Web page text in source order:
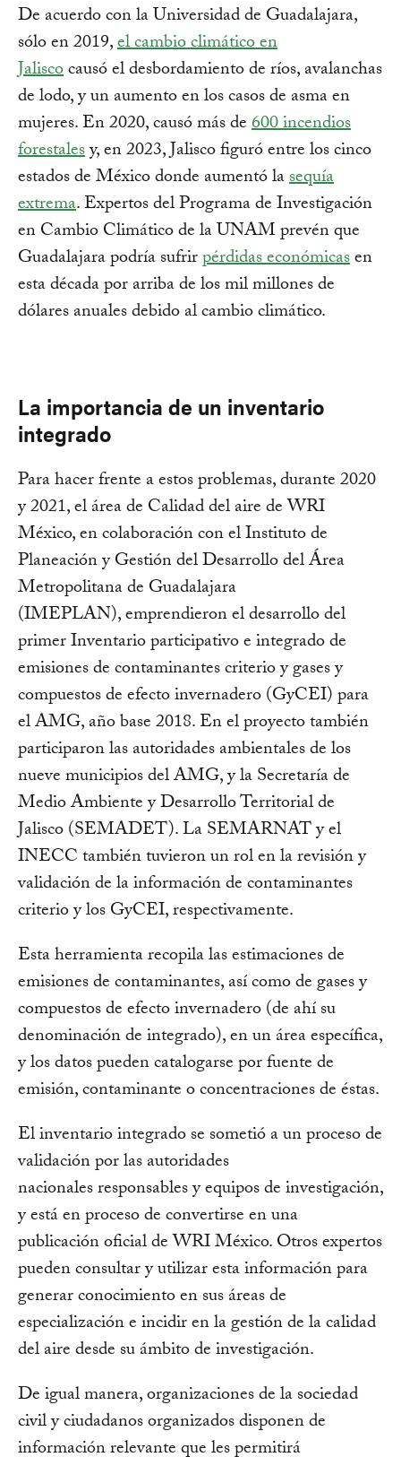
De acuerdo con la Universidad de Guadalajara,
sólo en 2019,el cambio climático en
Jaliscocausó el desbordamiento de ríos, avalanchas
de lodo, y un aumento en los casos de asma en
mujeres. En 2020, causó más de600 incendios
forestalesy, en 2023, Jalisco figuró entre los cinco
estados de México donde aumentó lasequía
extrema. Expertos del Programa de Investigación
en Cambio Climático de la UNAM prevén que
Guadalajara podría sufrirpérdidas económicasen
esta década por arriba de los mil millones de
dólares anuales debido al cambio climático.
La importancia de un inventario
integrado
Para hacer frente a estos problemas, durante 2020
y 2021, el área de Calidad del aire de WRI
México, en colaboración con el Instituto de
Planeación y Gestión del Desarrollo del Área
Metropolitana de Guadalajara
(IMEPLAN), emprendieron el desarrollo del
primer Inventario participativo e integrado de
emisiones de contaminantes criterio y gases y
compuestos de efecto invernadero (GyCEI) para
el AMG, año base 2018. En el proyecto también
participaron las autoridades ambientales de los
nueve municipios del AMG, y la Secretaría de
Medio Ambiente y Desarrollo Territorial de
Jalisco (SEMADET). La SEMARNAT y el
INECC también tuvieron un rol en la revisión y
validación de la información de contaminantes
criterio y los GyCEI, respectivamente.
Esta herramienta recopila las estimaciones de
emisiones de contaminantes, así como de gases y
compuestos de efecto invernadero (de ahí su
denominación de integrado), en un área específica,
y los datos pueden catalogarse por fuente de
emisión, contaminante o concentraciones de éstas.
El inventario integrado se sometió a un proceso de
validación por las autoridades
nacionales responsables y equipos de investigación,
y está en proceso de convertirse en una
publicación oficial de WRI México. Otros expertos
pueden consultar y utilizar esta información para
generar conocimiento en sus áreas de
especialización e incidir en la gestión de la calidad
del aire desde su ámbito de investigación.
De igual manera, organizaciones de la sociedad
civil y ciudadanos organizados disponen de
información relevante que les permitirá